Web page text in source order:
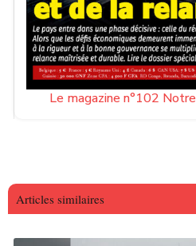
Le magazine n°102
Articles similaires